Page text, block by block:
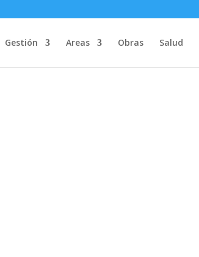
Gestión Areas Obras Salud